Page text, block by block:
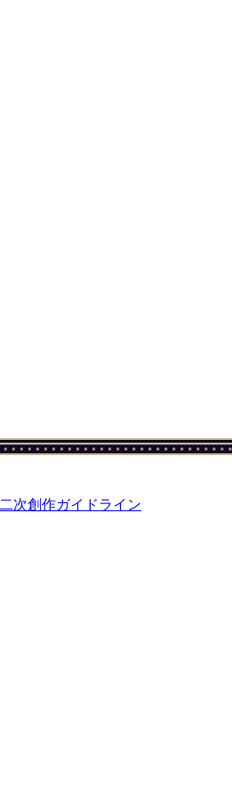
二次創作ガイドライン